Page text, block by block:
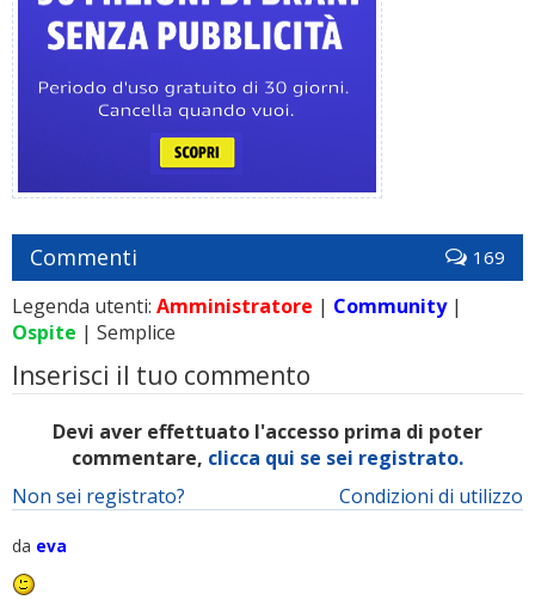
Commenti 169
Legenda utenti: Amministratore | Community|
Ospite | Semplice
Inserisci il tuo commento
Devi aver effettuato l'accesso prima di poter
commentare, clicca qui se sei registrato.
Condizioni di utilizzo
Non sei registrato?
da eva